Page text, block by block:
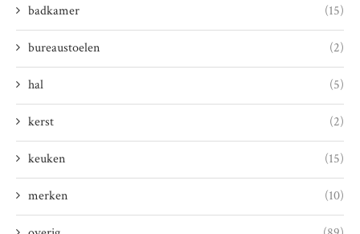
badkamer (15)
bureaustoelen (2)
hal (5)
kerst (2)
keuken (15)
merken (10)